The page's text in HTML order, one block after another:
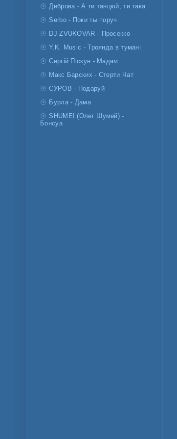
Диброва - А ти танцюй, ти така
Serbo - Поки ты поруч
DJ ZVUKOVAR - Просекко
Y.K. Music - Троянда в тумані
Сергій Піскун - Мадам
Макс Барских - Стерти Чат
СУРОВ - Подаруй
Бурла - Дама
SHUMEI (Олег Шумей) -
Бонсуа